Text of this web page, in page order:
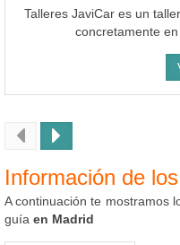
Talleres JaviCar es un
concretamente
Información de
A continuación te mostramos
guía en Madrid